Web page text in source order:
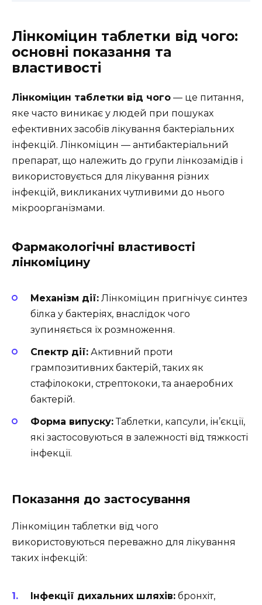
Лінкоміцин таблетки від чого:
основні показання та
властивості
Лінкоміцин таблетки від чого — це питання,
яке часто виникає у людей при пошуках
ефективних засобів лікування бактеріальних
інфекцій. Лінкоміцин — антибактеріальний
препарат, що належить до групи лінкозамідів і
використовується для лікування різних
інфекцій, викликаних чутливими до нього
мікроорганізмами.
Фармакологічні властивості
лінкоміцину
Механізм дії: Лінкоміцин пригнічує синтез
білка у бактеріях, внаслідок чого
зупиняється їх розмноження.
Спектр дії: Активний проти
грампозитивних бактерій, таких як
стафілококи, стрептококи, та анаеробних
бактерій.
Форма випуску:Таблетки, капсули, ін’єкції,
які застосовуються в залежності від тяжкості
інфекції.
Показання до застосування
Лінкоміцин таблетки від чого
використовуються переважно для лікування
таких інфекцій:
Інфекції дихальних шляхів: бронхіт,